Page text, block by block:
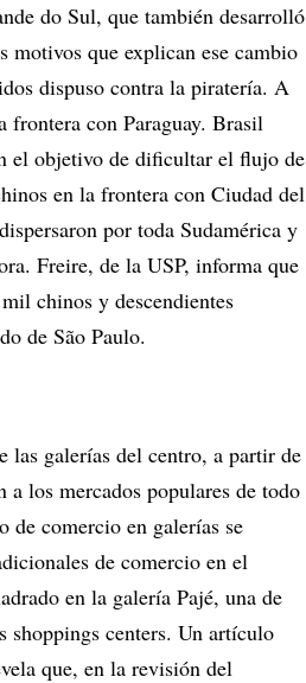
do Sul, que también desarrolló
motivos que explican ese cambio
dispuso contra la piratería. A
con Paraguay. Brasil
el objetivo de dificultar el flujo de
en la frontera con Ciudad del
por toda Sudamérica y
Freire, de la USP, informa que
chinos y descendientes
de São Paulo.
las galerías del centro, a partir de
a los mercados populares de todo
de comercio en galerías se
de comercio en el
en la galería Pajé, una de
shoppings centers. Un artículo
que, en la revisión del